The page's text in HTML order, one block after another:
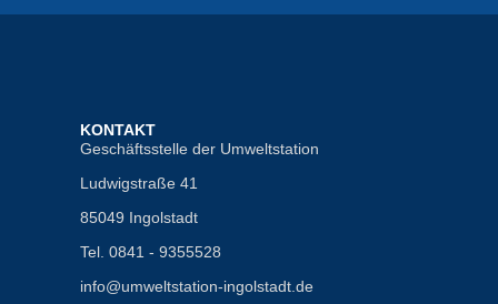
KONTAKT
Geschäftsstelle der Umweltstation
Ludwigstraße 41
85049 Ingolstadt
Tel. 0841 - 9355528
info@umweltstation-ingolstadt.de